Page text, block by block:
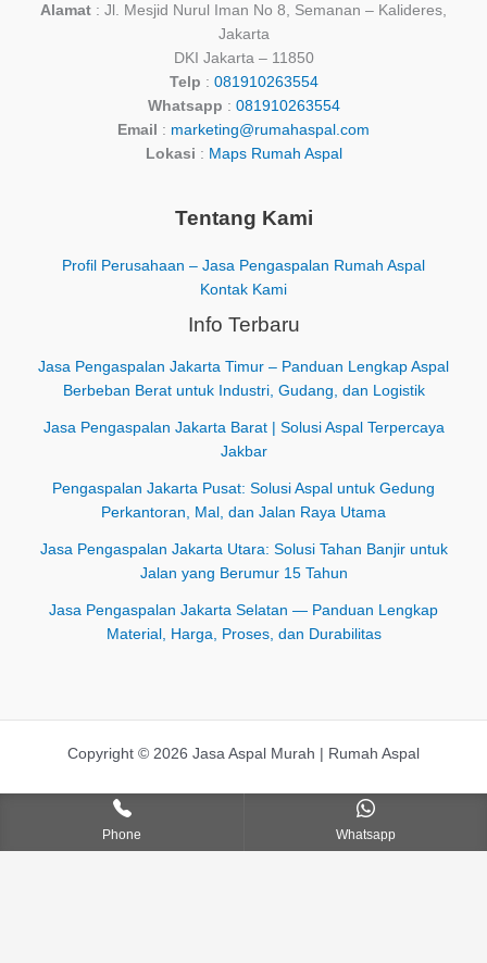
Alamat : Jl. Mesjid Nurul Iman No 8, Semanan – Kalideres,
Jakarta
DKI Jakarta – 11850
Telp : 081910263554
Whatsapp : 081910263554
Email
: marketing@rumahaspal.com
Lokasi : Maps Rumah Aspal
Tentang Kami
Profil Perusahaan – Jasa Pengaspalan Rumah Aspal
Kontak Kami
Info Terbaru
Jasa Pengaspalan Jakarta Timur – Panduan Lengkap Aspal
Berbeban Berat untuk Industri, Gudang, dan Logistik
Jasa Pengaspalan Jakarta Barat | Solusi Aspal Terpercaya
Jakbar
Pengaspalan Jakarta Pusat: Solusi Aspal untuk Gedung
Perkantoran, Mal, dan Jalan Raya Utama
Jasa Pengaspalan Jakarta Utara: Solusi Tahan Banjir untuk
Jalan yang Berumur 15 Tahun
Jasa Pengaspalan Jakarta Selatan — Panduan Lengkap
Material, Harga, Proses, dan Durabilitas
Copyright © 2026 Jasa Aspal Murah | Rumah Aspal
Phone Whatsapp